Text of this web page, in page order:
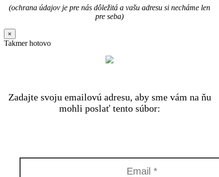
(ochrana údajov je pre nás dôležitá a vašu adresu si necháme len
pre seba)
×
Takmer hotovo
Zadajte svoju emailovú adresu, aby sme vám na ňu
mohli poslať tento súbor: